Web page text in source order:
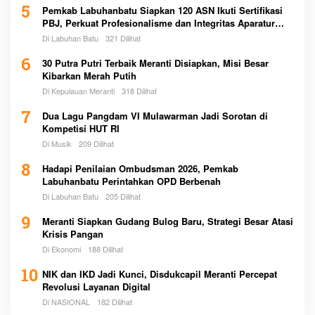
5
Pemkab Labuhanbatu Siapkan 120 ASN Ikuti Sertifikasi
PBJ, Perkuat Profesionalisme dan Integritas Aparatur
Pemerintah
Di Labuhan Batu 321 Dilihat
6
30 Putra Putri Terbaik Meranti Disiapkan, Misi Besar
Kibarkan Merah Putih
Di Kepulauan Meranti 318 Dilihat
7
Dua Lagu Pangdam VI Mulawarman Jadi Sorotan di
Kompetisi HUT RI
Di Musik 209 Dilihat
8
Hadapi Penilaian Ombudsman 2026, Pemkab
Labuhanbatu Perintahkan OPD Berbenah
Di Labuhan Batu 205 Dilihat
9
Meranti Siapkan Gudang Bulog Baru, Strategi Besar Atasi
Krisis Pangan
Di Ekonomi 188 Dilihat
10 NIK dan IKD Jadi Kunci, Disdukcapil Meranti Percepat
Revolusi Layanan Digital
Di NASIONAL 182 Dilihat